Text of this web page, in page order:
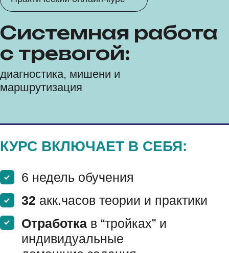
Политика обработки персональных данных
Согласие на обработку персональных данных
Возврат денежных средств